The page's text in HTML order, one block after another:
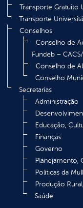
Transporte Gratuito
Transporte
Conselhos
Conselho de
Fundeb –
Conselho de
Conselho
Secretarias
Administração
Educação,
Finanças
Governo
Planejamento,
Políticas da
Produção
Saúde